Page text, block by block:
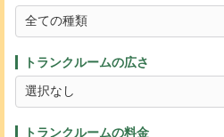
トランクルームの広さ
トランクルームの料金